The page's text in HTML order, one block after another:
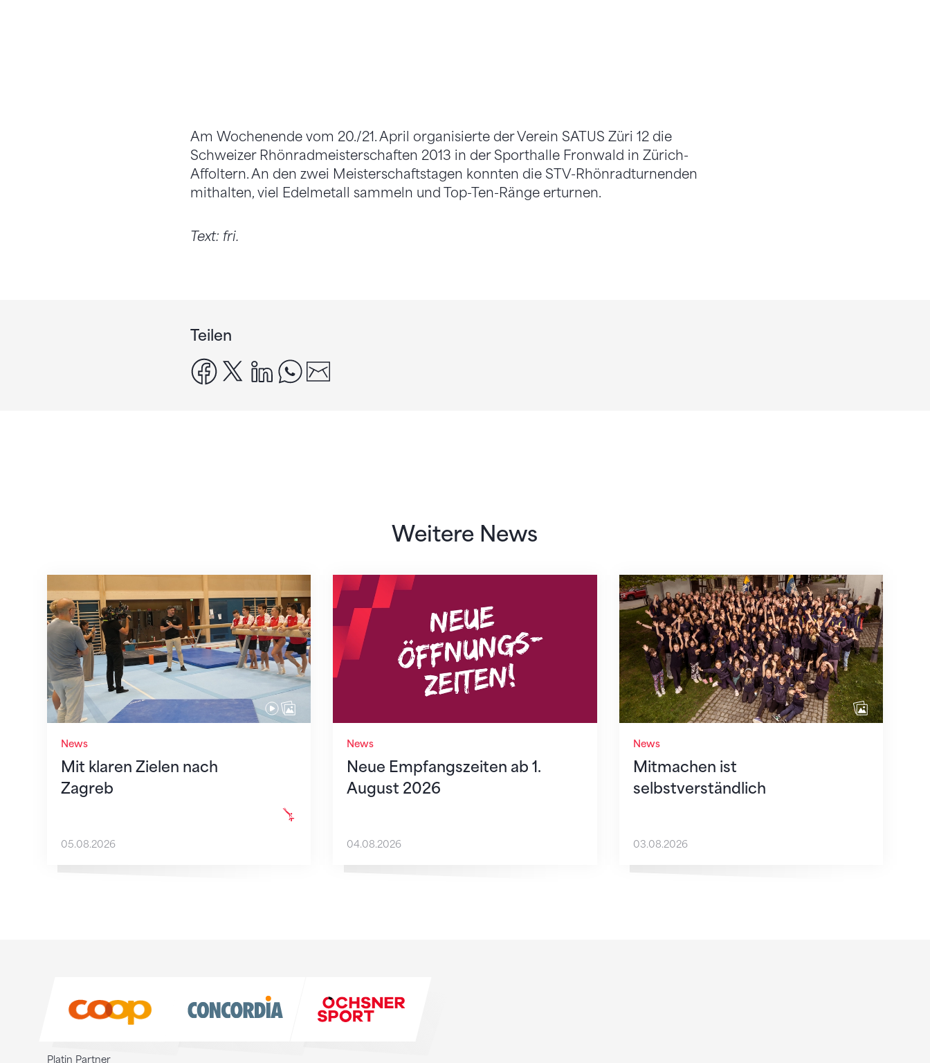
Am Wochenende vom 20./21. April organisierte der Verein SATUS Züri 12 die
Schweizer Rhönradmeisterschaften 2013 in der Sporthalle Fronwald in Zürich-
Affoltern. An den zwei Meisterschaftstagen konnten die STV-Rhönradturnenden
mithalten, viel Edelmetall sammeln und Top-Ten-Ränge erturnen.
Text: fri.
Teilen
facebook
x linkedinwhatsapp
Weitere News
News
Mit klaren Zielen nach
Zagreb
Mit klaren Zielen nach Zagreb
05.08.2026
News
Neue Empfangszeiten ab 1.
August 2026
Neue Empfangszeiten ab 1. August 2026
04.08.2026
News
Mitmachen ist
selbstverständlich
Mitmachen ist selbstverständlich
03.08.2026
Platin Partner